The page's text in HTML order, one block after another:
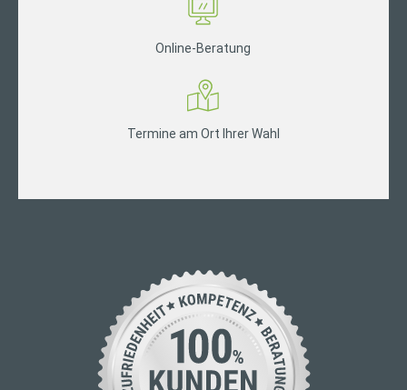
Online-Beratung
Termine am Ort Ihrer Wahl